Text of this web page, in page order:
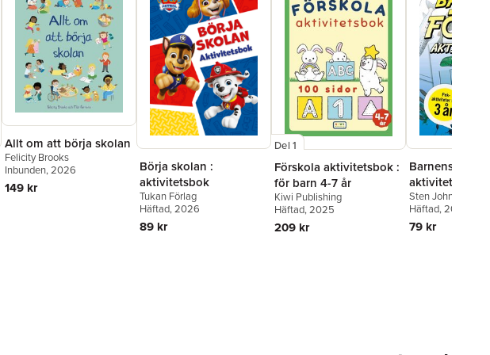
Allt om att börja skolan
Felicity Brooks
Inbunden, 2026
149 kr
Börja skolan :
aktivitetsbok
Tukan Förlag
Häftad, 2026
89 kr
Del 1
Förskola aktivitetsbok :
för barn 4-7 år
Kiwi Publishing
Häftad, 2025
209 kr
Barnens första
aktivitetsbok :
pekaktiviteter
Sten Johnson
Häftad, 2023
79 kr